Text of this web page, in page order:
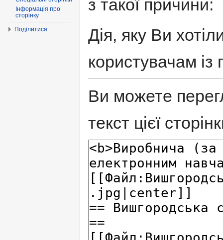
з такої причини:
Дія, яку Ви
користувачам із
Ви можете
текст цієї
Інформація про
сторінку
Поділитися